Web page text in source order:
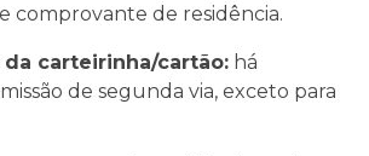
comprovante de residência.
da carteirinha/cartão: há
de segunda via, exceto para